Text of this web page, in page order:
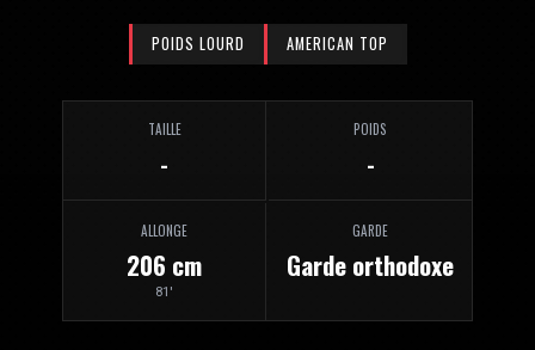
POIDS LOURD AMERICAN TOP
TAILLE
-
POIDS
-
ALLONGE
206 cm
81'
GARDE
Garde orthodoxe